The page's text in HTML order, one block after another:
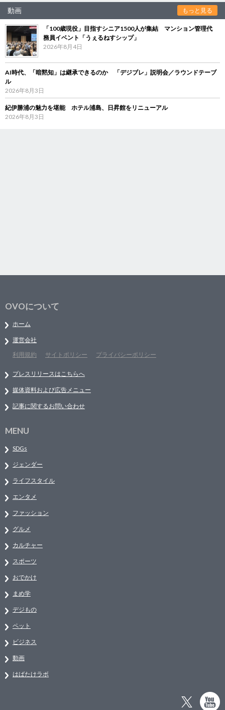
動画 もっと見る
「100歳現役」目指すシニア1500人が集結 マンション管理代
務員イベント「うぇるねすシップ」
2026年8月4日
AI時代、「暗黙知」は継承できるのか 「デジブレ」説明会／ラウンドテーブ
ル
2026年8月3日
紀伊勝浦の魅力を堪能 ホテル浦島、日昇館をリニューアル
2026年8月3日
OVOについて
ホーム
運営会社
利用規約
サイトポリシー プライバシーポリシー
プレスリリースはこちらへ
媒体資料および広告メニュー
記事に関するお問い合わせ
MENU
SDGs
ジェンダー
ライフスタイル
エンタメ
ファッション
グルメ
カルチャー
スポーツ
おでかけ
まめ学
デジもの
ペット
ビジネス
動画
はばたけラボ